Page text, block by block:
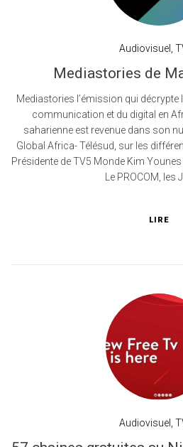
Audiovisuel
Mediastories de
Mediastories l’émission qui décrypte
communication et du digital en
saharienne est revenue dans son
Global Africa- Télésud, sur les
Présidente de TV5 Monde Kim
Le PROCOM, les
LIRE
Audiovisuel